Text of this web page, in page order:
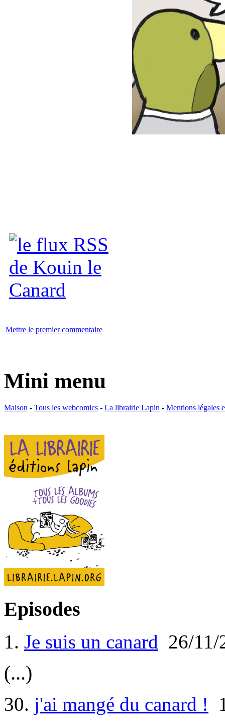
Mettre le premier commentaire
Mini menu
Maison - Tous les webcomics - La librairie Lapin - Mentions légales
Episodes
1. Je suis un canard 26/11/
(...)
30. j'ai mangé du canard !